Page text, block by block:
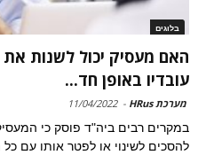
בלוגים
האם מעסיק יכול לשנות
עובדיו באופן חד...
מערכת HRus -
11/04/2022
במקרים רבים ביה"ד פוסק כי
להסכים לשינוי או לפטר אותו עם כל